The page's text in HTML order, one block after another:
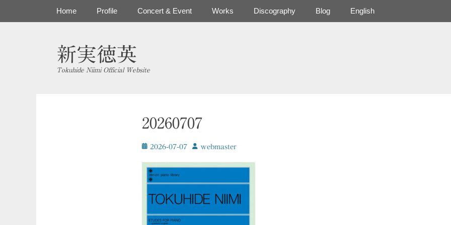
新実徳英
Tokuhide Niimi Official Website
メインメニュー
Home Profile Concert & Event Works Discography Blog English
20260707
投
日
2026-07-07
投
者
ｗebmaster